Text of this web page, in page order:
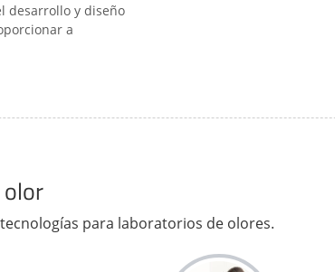
desarrollo y diseño
a
para laboratorios de olores.